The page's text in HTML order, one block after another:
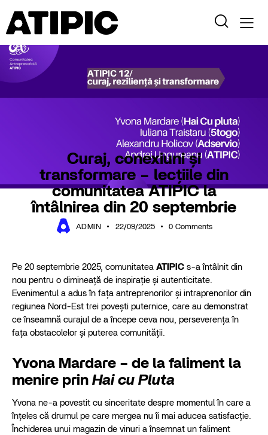
MEET ATIPIC
Curaj, conexiuni și
transformare – lecțiile din
comunitatea ATIPIC la
întâlnirea din 20 septembrie
ADMIN 22/09/2025 0 Comments
Pe 20 septembrie 2025, comunitatea ATIPIC s-a întâlnit din
nou pentru o dimineață de inspirație și autenticitate.
Evenimentul a adus în fața antreprenorilor și intraprenorilor din
regiunea Nord-Est trei povești puternice, care au demonstrat
ce înseamnă curajul de a începe ceva nou, perseverența în
fața obstacolelor și puterea comunității.
Yvona Mardare – de la faliment la
menire prinHai cu Pluta
Yvona ne-a povestit cu sinceritate despre momentul în care a
înțeles că drumul pe care mergea nu îi mai aducea satisfacție.
Închiderea unui magazin de vinuri a însemnat un faliment